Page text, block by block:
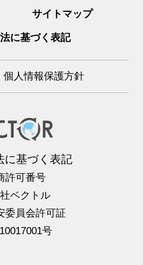
サイトマップ
に基づく表記
個人情報保護方針
に基づく表記
許可番号
ベクトル
委員会許可証
号